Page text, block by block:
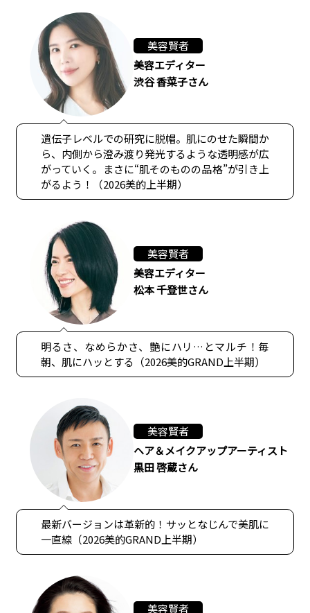
美容賢者
美容エディター
渋谷 香菜子さん
遺伝子レベルでの研究に脱帽。肌にのせた瞬間か
ら、内側から澄み渡り発光するような透明感が広
がっていく。まさに“肌そのものの品格”が引き上
がるよう！（2026美的上半期）
美容賢者
美容エディター
松本 千登世さん
明るさ、なめらかさ、艶にハリ…とマルチ！毎
朝、肌にハッとする（2026美的GRAND上半期）
美容賢者
ヘア＆メイクアップアーティスト
黒田 啓蔵さん
最新バージョンは革新的！サッとなじんで美肌に
一直線（2026美的GRAND上半期）
美容賢者